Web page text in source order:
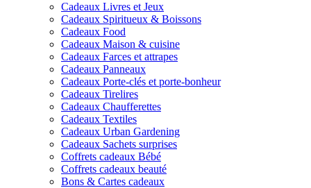
Cadeaux Livres et Jeux
Cadeaux Spiritueux & Boissons
Cadeaux Food
Cadeaux Maison & cuisine
Cadeaux Farces et attrapes
Cadeaux Panneaux
Cadeaux Porte-clés et porte-bonheur
Cadeaux Tirelires
Cadeaux Chaufferettes
Cadeaux Textiles
Cadeaux Urban Gardening
Cadeaux Sachets surprises
Coffrets cadeaux Bébé
Coffrets cadeaux beauté
Bons & Cartes cadeaux